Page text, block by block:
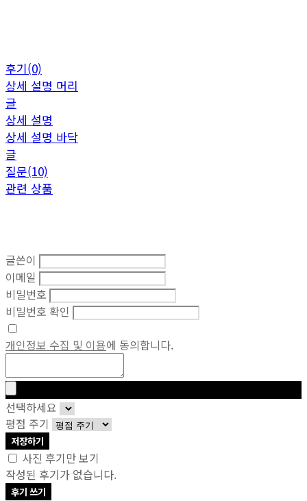
후기(0)
상세 설명 머리
글
상세 설명
상세 설명 바닥
글
질문(10)
관련 상품
글쓴이
이메일
비밀번호
비밀번호 확인
개인정보 수집 및 이용에 동의합니다.
선택하세요
평점 주기
저장하기
사진 후기만 보기
작성된 후기가 없습니다.
후기 쓰기